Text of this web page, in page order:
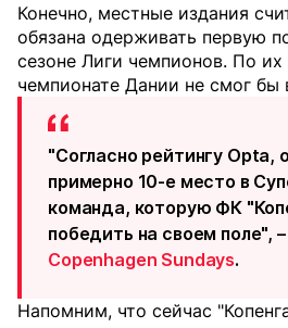
Конечно, местные издания
обязана одерживать первую
сезоне Лиги чемпионов. По
чемпионате Дании не смог бы
"Согласно рейтингу Opta,
примерно 10-е место в
команда, которую ФК
победить на своем поле",
Copenhagen Sundays.
Напомним, что сейчас